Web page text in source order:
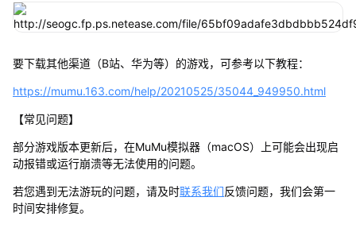
要下载其他渠道（B站、华为等）的游戏，可参考以下教程：
https://mumu.163.com/help/20210525/35044_949950.html
【常见问题】
部分游戏版本更新后，在MuMu模拟器（macOS）上可能会出现启
动报错或运行崩溃等无法使用的问题。
若您遇到无法游玩的问题，请及时联系我们反馈问题，我们会第一
时间安排修复。